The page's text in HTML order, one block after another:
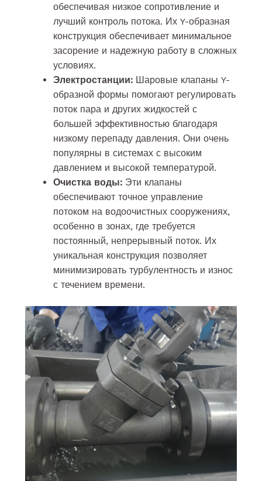
обеспечивая низкое сопротивление и
лучший контроль потока. Их Y-образная
конструкция обеспечивает минимальное
засорение и надежную работу в сложных
условиях.
Электростанции:Шаровые клапаны Y-
образной формы помогают регулировать
поток пара и других жидкостей с
большей эффективностью благодаря
низкому перепаду давления. Они очень
популярны в системах с высоким
давлением и высокой температурой.
Очистка воды:Эти клапаны
обеспечивают точное управление
потоком на водоочистных сооружениях,
особенно в зонах, где требуется
постоянный, непрерывный поток. Их
уникальная конструкция позволяет
минимизировать турбулентность и износ
с течением времени.